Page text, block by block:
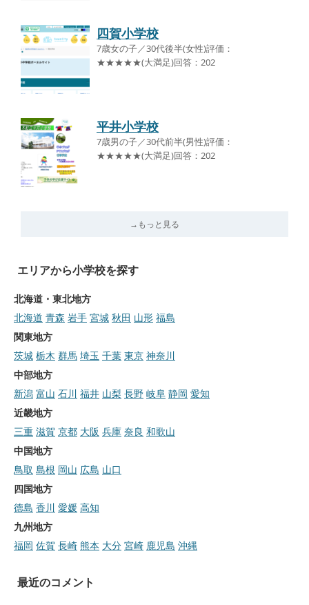
四賀小学校
7歳女の子／30代後半(女性)評価：
★★★★★(大満足)回答：202
平井小学校
7歳男の子／30代前半(男性)評価：
★★★★★(大満足)回答：202
→もっと見る
エリアから小学校を探す
北海道・東北地方
北海道 青森 岩手 宮城 秋田 山形 福島
関東地方
茨城 栃木 群馬 埼玉 千葉 東京 神奈川
中部地方
新潟 富山 石川 福井 山梨 長野 岐阜 静岡 愛知
近畿地方
三重 滋賀 京都 大阪 兵庫 奈良 和歌山
中国地方
鳥取 島根 岡山 広島 山口
四国地方
徳島 香川 愛媛 高知
九州地方
福岡 佐賀 長崎 熊本 大分 宮崎 鹿児島 沖縄
最近のコメント